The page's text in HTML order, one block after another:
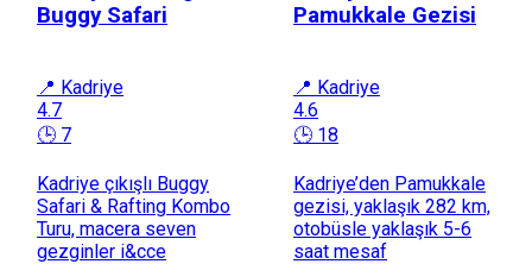
Buggy Safari
📍 Kadriye
4.7
🕒 7
Kadriye çıkışlı Buggy
Safari & Rafting Kombo
Turu, macera seven
gezginler i&cce
Pamukkale Gezisi
📍 Kadriye
4.6
🕒 18
Kadriye’den Pamukkale
gezisi, yaklaşık 282 km,
otobüsle yaklaşık 5-6
saat mesaf